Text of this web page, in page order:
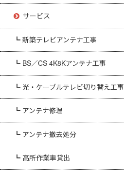
サービス
┗ 新築テレビアンテナ工事
┗ BS／CS 4K8Kアンテナ工事
┗ 光・ケーブルテレビ切り替え工事
┗ アンテナ修理
┗ アンテナ撤去処分
┗ 高所作業車貸出